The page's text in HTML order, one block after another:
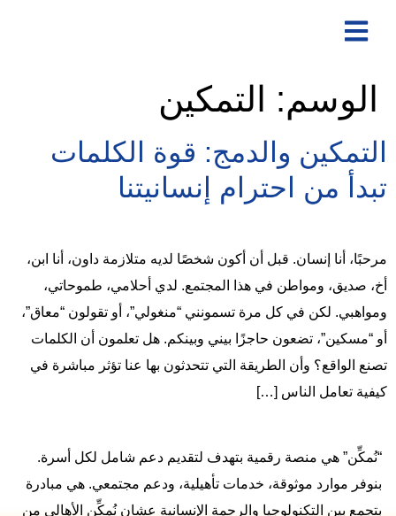
الوسم: التمكين
التمكين والدمج: قوة الكلمات
تبدأ من احترام إنسانيتنا
مرحبًا، أنا إنسان. قبل أن أكون شخصًا لديه متلازمة داون، أنا ابن،
أخ، صديق، ومواطن في هذا المجتمع. لدي أحلامي، طموحاتي،
ومواهبي. لكن في كل مرة تسمونني “منغولي”، أو تقولون “معاق”،
أو “مسكين”، تضعون حاجزًا بيني وبينكم. هل تعلمون أن الكلمات
تصنع الواقع؟ وأن الطريقة التي تتحدثون بها عنا تؤثر مباشرة في
كيفية تعامل الناس […]
“نُمكِّن” هي منصة رقمية بتهدف لتقديم دعم شامل لكل أسرة.
بنوفر موارد موثوقة، خدمات تأهيلية، ودعم مجتمعي. هي مبادرة
بتجمع بين التكنولوجيا والرحمة الإنسانية عشان نُمكِّن الأهالي من